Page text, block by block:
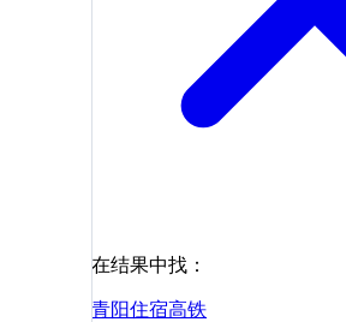
在结果中找：
青阳住宿高铁